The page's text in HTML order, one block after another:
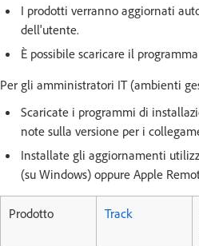
I prodotti verranno aggiornati
dell'utente.
È possibile scaricare il
Per gli amministratori IT (ambienti
Scaricate i programmi di
note sulla versione per i
Installate gli aggiornamenti
(su Windows) oppure Apple
Prodotto Track